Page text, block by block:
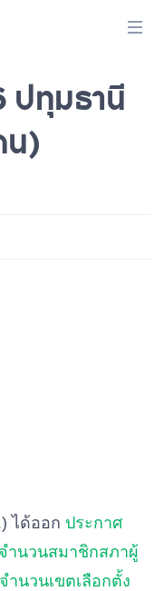
ปทุมธานี
น)
) ได้ออก ประกาศ
านวนสมาชิกสภาผู้
นวนเขตเลือกตั้ง